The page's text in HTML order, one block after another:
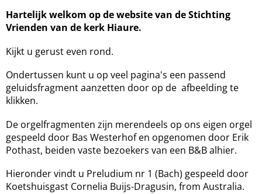
Hartelijk welkom op de website van de Stichting
Vrienden van de kerk Hiaure.
Kijkt u gerust even rond.
Ondertussen kunt u op veel pagina's een passend
geluidsfragment aanzetten door op de afbeelding te
klikken.
De orgelfragmenten zijn merendeels op ons eigen orgel
gespeeld door Bas Westerhof en opgenomen door Erik
Pothast, beiden vaste bezoekers van een B&B alhier.
Hieronder vindt u Preludium nr 1 (Bach) gespeeld door
Koetshuisgast Cornelia Buijs-Dragusin, from Australia.